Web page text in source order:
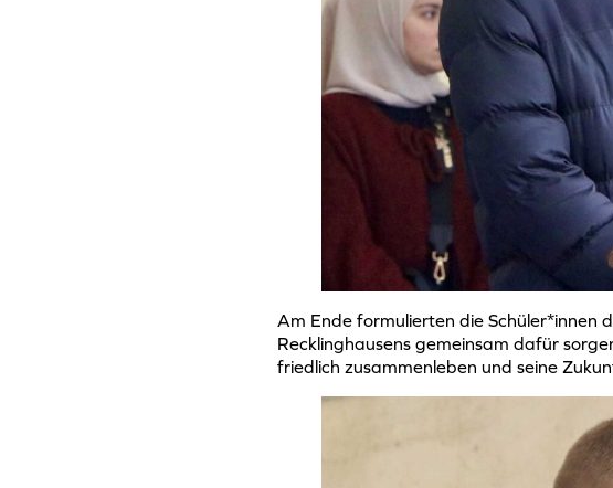
Am Ende formulierten die Schüler*innen
Recklinghausens gemeinsam dafür
friedlich zusammenleben und seine